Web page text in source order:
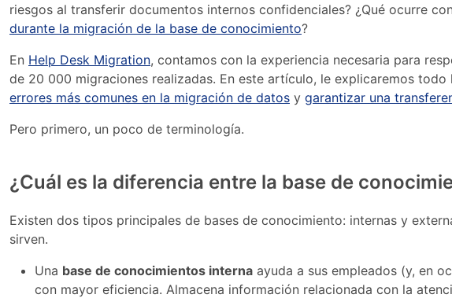
riesgos al transferir documentos internos confidenciales? ¿Qué ocurre
durante la migración de la base de conocimiento?
En Help Desk Migration, contamos con la experiencia necesaria para
de 20 000 migraciones realizadas. En este artículo, le explicaremos
errores más comunes en la migración de datos ygarantizar una
Pero primero, un poco de terminología.
¿Cuál es la diferencia entre la base de
Existen dos tipos principales de bases de conocimiento: internas y
sirven.
Una base de conocimientos interna ayuda a sus empleados (y, en
con mayor eficiencia. Almacena información relacionada con la